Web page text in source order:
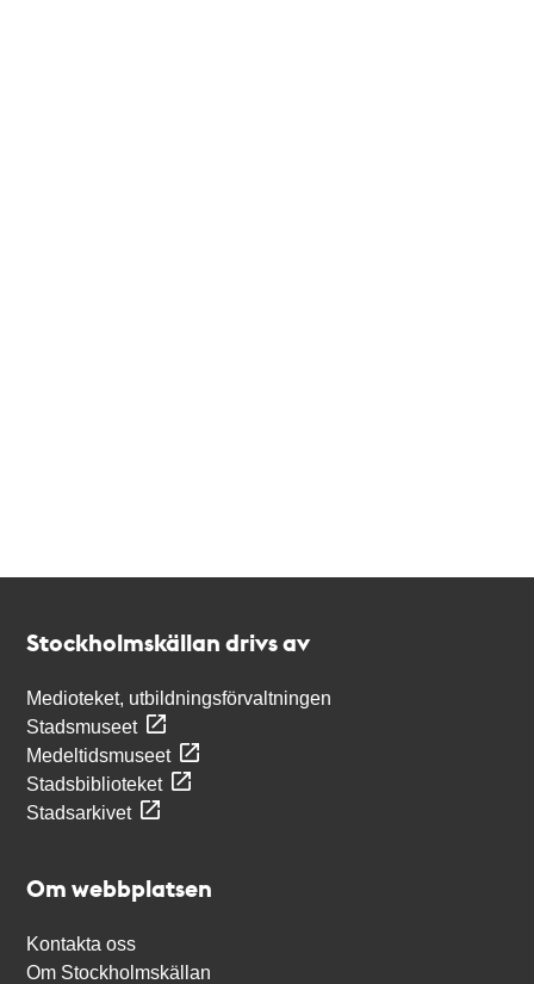
Stockholmskällan drivs av
Medioteket, utbildningsförvaltningen
Stadsmuseet
Medeltidsmuseet
Stadsbiblioteket
Stadsarkivet
Om webbplatsen
Kontakta oss
Om Stockholmskällan